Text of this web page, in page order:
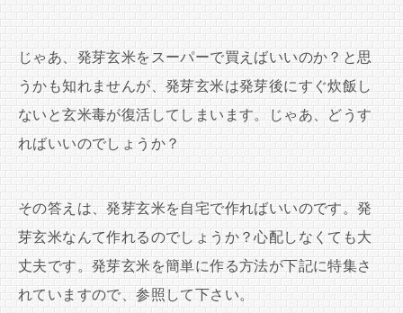
じゃあ、発芽玄米をスーパーで買えばいいのか？と思
うかも知れませんが、発芽玄米は発芽後にすぐ炊飯し
ないと玄米毒が復活してしまいます。じゃあ、どうす
ればいいのでしょうか？
その答えは、発芽玄米を自宅で作ればいいのです。発
芽玄米なんて作れるのでしょうか？心配しなくても大
丈夫です。発芽玄米を簡単に作る方法が下記に特集さ
れていますので、参照して下さい。